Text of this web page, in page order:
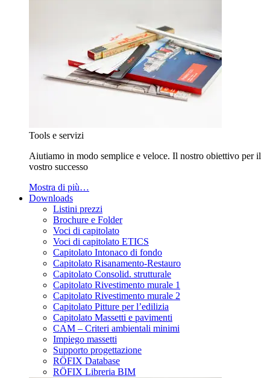
Tools e servizi
Aiutiamo in modo semplice e veloce. Il nostro obiettivo per il
vostro successo
Mostra di più…
Downloads
Listini prezzi
Brochure e Folder
Voci di capitolato
Voci di capitolato ETICS
Capitolato Intonaco di fondo
Capitolato Risanamento-Restauro
Capitolato Consolid. strutturale
Capitolato Rivestimento murale 1
Capitolato Rivestimento murale 2
Capitolato Pitture per l’edilizia
Capitolato Massetti e pavimenti
CAM – Criteri ambientali minimi
Impiego massetti
Supporto progettazione
RÖFIX Database
RÖFIX Libreria BIM